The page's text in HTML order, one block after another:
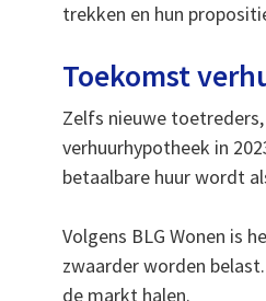
trekken en hun
Toekomst
Zelfs nieuwe
verhuurhypotheek in
betaalbare huur wordt
Volgens BLG Wonen is
zwaarder worden
de markt halen.